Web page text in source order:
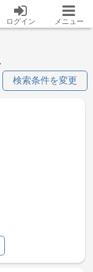
ログイン メニュー
検索条件を変更